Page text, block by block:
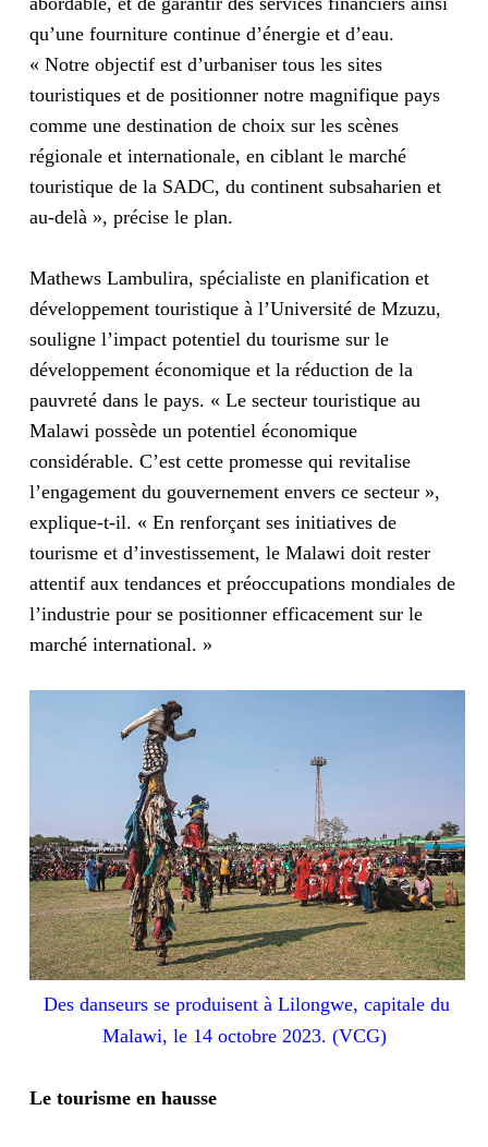
qu’une fourniture continue d’énergie et d’eau.
« Notre objectif est d’urbaniser tous les sites
touristiques et de positionner notre magnifique pays
comme une destination de choix sur les scènes
régionale et internationale, en ciblant le marché
touristique de la SADC, du continent subsaharien et
au-delà », précise le plan.
Mathews Lambulira, spécialiste en planification et
développement touristique à l’Université de Mzuzu,
souligne l’impact potentiel du tourisme sur le
développement économique et la réduction de la
pauvreté dans le pays. « Le secteur touristique au
Malawi possède un potentiel économique
considérable. C’est cette promesse qui revitalise
l’engagement du gouvernement envers ce secteur »,
explique-t-il. « En renforçant ses initiatives de
tourisme et d’investissement, le Malawi doit rester
attentif aux tendances et préoccupations mondiales de
l’industrie pour se positionner efficacement sur le
marché international. »
Des danseurs se produisent à Lilongwe, capitale du
Malawi, le 14 octobre 2023. (VCG)
Le tourisme en hausse